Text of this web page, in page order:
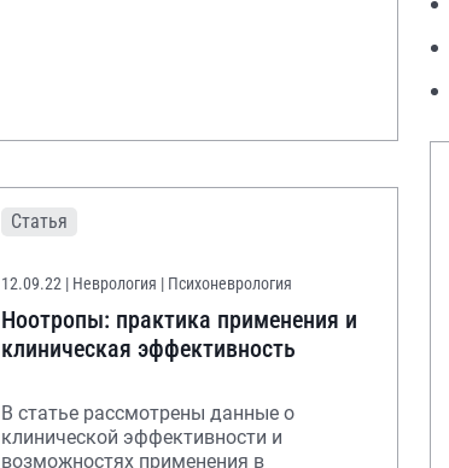
Статья
12.09.22 | Неврология | Психоневрология
Ноотропы: практика применения и
клиническая эффективность
В статье рассмотрены данные о
клинической эффективности и
возможностях применения в